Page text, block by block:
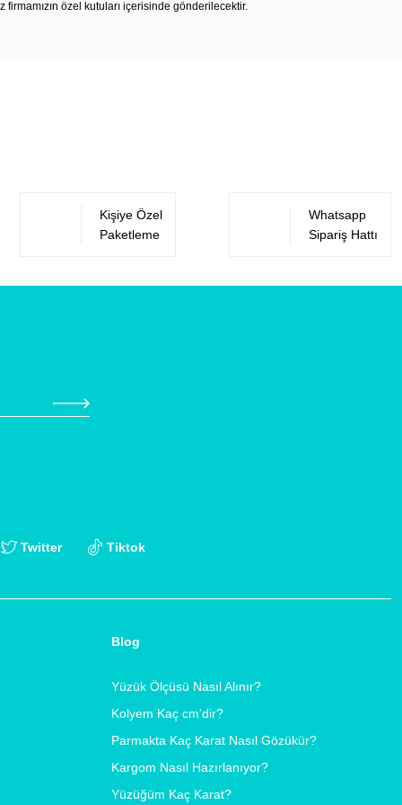
firmamızın özel kutuları içerisinde gönderilecektir.
Kişiye Özel
Paketleme
Whatsapp
Sipariş Hattı
Twitter Tiktok
Blog
Yüzük Ölçüsü Nasıl Alınır?
Kolyem Kaç cm'dir?
Parmakta Kaç Karat Nasıl Gözükür?
Kargom Nasıl Hazırlanıyor?
Yüzüğüm Kaç Karat?